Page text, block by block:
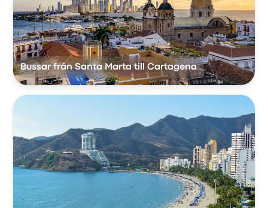
Bussar från Santa Marta till Cartagena